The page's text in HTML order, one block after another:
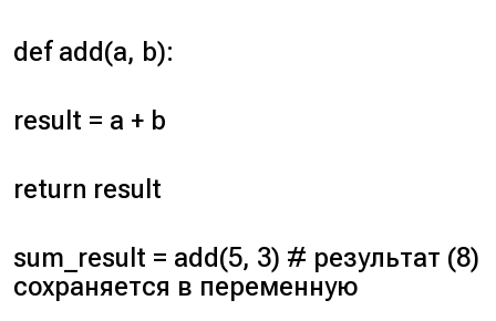
def add(a, b):
result = a + b
return result
sum_result = add(5, 3) # результат (8)
сохраняется в переменную